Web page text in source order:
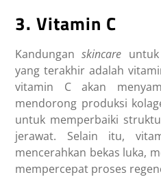
3. Vitamin C
Kandunganskincare
yang terakhir adalah
vitamin C akan
mendorong produksi
untuk memperbaiki
jerawat. Selain itu,
mencerahkan bekas luka,
mempercepat proses